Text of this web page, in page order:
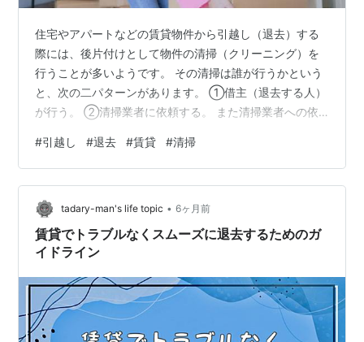
住宅やアパートなどの賃貸物件から引越し（退去）する
際には、後片付けとして物件の清掃（クリーニング）を
行うことが多いようです。 その清掃は誰が行うかという
と、次の二パターンがあります。 ①借主（退去する人）
が行う。 ②清掃業者に依頼する。 また清掃業者への依
者（大家さん）が依頼する。 という方法があります。 今
回は、賃貸物件の清掃を借主が、清掃業者に依頼する場
合を中心に、清掃料金の相場やどこまで清掃するのが良
いのかについて解説します。 賃貸物件の退去時の清掃
は、敷金に含まれる？ （敷金には何が含まれている
の？） （敷金から請求される場合） （敷…
#引越し #退去 #賃貸 #清掃
tadary-man's life topic • 6ヶ月前
賃貸でトラブルなくスムーズに退去するためのガ
イドライン